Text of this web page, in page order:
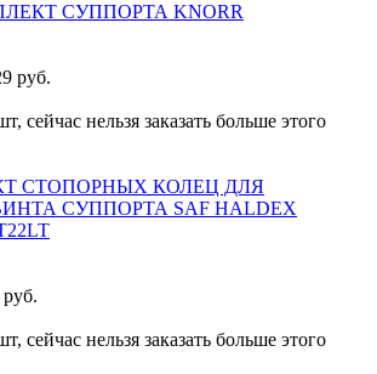
СУППОРТА KNORR
руб.
сейчас нельзя заказать больше этого
СТОПОРНЫХ КОЛЕЦ ДЛЯ
СУППОРТА SAF HALDEX
сейчас нельзя заказать больше этого